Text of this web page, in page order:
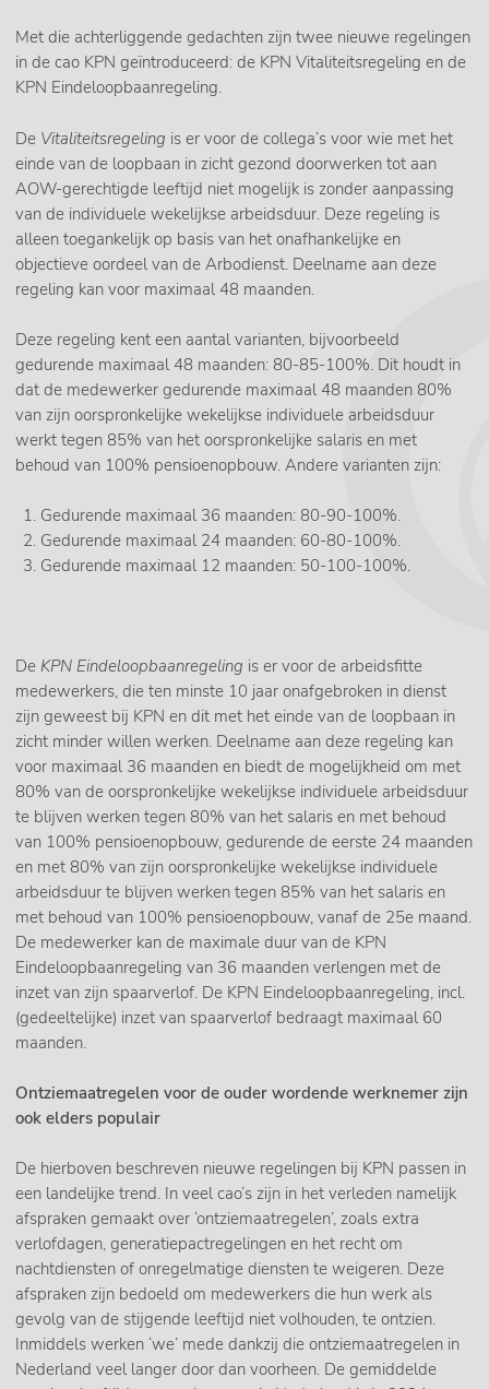
Met die achterliggende gedachten zijn twee nieuwe regelingen
in de cao KPN geïntroduceerd: de KPN Vitaliteitsregeling en de
KPN Eindeloopbaanregeling.
De Vitaliteitsregeling is er voor de collega’s voor wie met het
einde van de loopbaan in zicht gezond doorwerken tot aan
AOW-gerechtigde leeftijd niet mogelijk is zonder aanpassing
van de individuele wekelijkse arbeidsduur. Deze regeling is
alleen toegankelijk op basis van het onafhankelijke en
objectieve oordeel van de Arbodienst. Deelname aan deze
regeling kan voor maximaal 48 maanden.
Deze regeling kent een aantal varianten, bijvoorbeeld
gedurende maximaal 48 maanden: 80-85-100%. Dit houdt in
dat de medewerker gedurende maximaal 48 maanden 80%
van zijn oorspronkelijke wekelijkse individuele arbeidsduur
werkt tegen 85% van het oorspronkelijke salaris en met
behoud van 100% pensioenopbouw. Andere varianten zijn:
Gedurende maximaal 36 maanden: 80-90-100%.
Gedurende maximaal 24 maanden: 60-80-100%.
Gedurende maximaal 12 maanden: 50-100-100%.
De KPN Eindeloopbaanregeling is er voor de arbeidsfitte
medewerkers, die ten minste 10 jaar onafgebroken in dienst
zijn geweest bij KPN en dit met het einde van de loopbaan in
zicht minder willen werken. Deelname aan deze regeling kan
voor maximaal 36 maanden en biedt de mogelijkheid om met
80% van de oorspronkelijke wekelijkse individuele arbeidsduur
te blijven werken tegen 80% van het salaris en met behoud
van 100% pensioenopbouw, gedurende de eerste 24 maanden
en met 80% van zijn oorspronkelijke wekelijkse individuele
arbeidsduur te blijven werken tegen 85% van het salaris en
met behoud van 100% pensioenopbouw, vanaf de 25e maand.
De medewerker kan de maximale duur van de KPN
Eindeloopbaanregeling van 36 maanden verlengen met de
inzet van zijn spaarverlof. De KPN Eindeloopbaanregeling, incl.
(gedeeltelijke) inzet van spaarverlof bedraagt maximaal 60
maanden.
Ontziemaatregelen voor de ouder wordende werknemer zijn
ook elders populair
De hierboven beschreven nieuwe regelingen bij KPN passen in
een landelijke trend. In veel cao’s zijn in het verleden namelijk
afspraken gemaakt over ‘ontziemaatregelen’, zoals extra
verlofdagen, generatiepactregelingen en het recht om
nachtdiensten of onregelmatige diensten te weigeren. Deze
afspraken zijn bedoeld om medewerkers die hun werk als
gevolg van de stijgende leeftijd niet volhouden, te ontzien.
Inmiddels werken ‘we’ mede dankzij die ontziemaatregelen in
Nederland veel langer door dan voorheen. De gemiddelde